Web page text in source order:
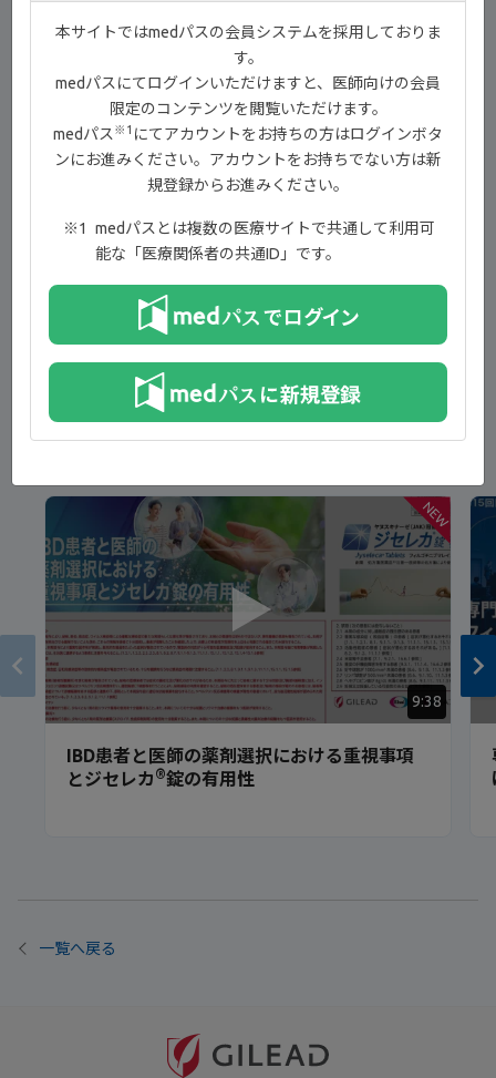
目次
00:35-06:37 試験概要
06:38-11:23 有効性
11:24-13:38 安全性
13:39-14:24 まとめ
14:25-14:30 エンディング
新着コンテンツ
NEW
9:38
IBD患者と医師の薬剤選択における重視事項
とジセレカ ®錠の有用性
一覧へ戻る
本サイトではmedパスの会員システムを採用しておりま
す。
medパスにてログインいただけますと、医師向けの会員
限定のコンテンツを閲覧いただけます。
medパス ※1 にてアカウントをお持ちの方はログインボタ
ンにお進みください。アカウントをお持ちでない方は新
規登録からお進みください。
medパスとは複数の医療サイトで共通して利用可
能な「医療関係者の共通ID」です。